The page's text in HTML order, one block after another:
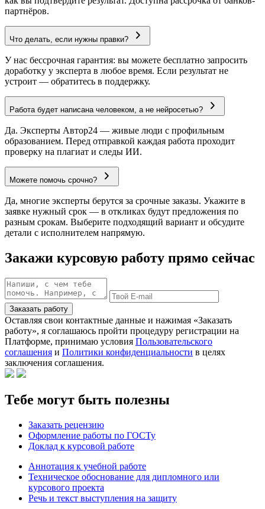
партнёров.
Что делать, если нужны правки?
У нас бессрочная гарантия: вы можете бесплатно запросить
доработку у эксперта в любое время. Если результат не
устроит — обратитесь в поддержку.
Работа будет написана человеком, а не нейросетью?
Да. Эксперты Автор24 — живые люди с профильным
образованием. Перед отправкой каждая работа проходит
проверку на плагиат и следы ИИ.
Можете помочь срочно?
Да, многие эксперты берутся за срочные заказы. Укажите в
заявке нужный срок — в откликах будут предложения по
разным срокам. Выберите подходящий вариант и обсудите
детали с исполнителем напрямую.
Закажи курсовую работу прямо сейчас
Заказать работу
Оставляя свои контактные данные и нажимая «Заказать
работу», я соглашаюсь пройти процедуру регистрации на
Платформе, принимаю условия Пользовательского
соглашения и Политики конфиденциальности в целях
заключения соглашения.
Тебе могут быть полезны
Заказать рецензию
Оформление работы по ГОСТу
Доклад к курсовой работе
Аннотация к учебной работе
Техническое обоснование для дипломного или
курсового проекта
Речь и текст выступления на защиту